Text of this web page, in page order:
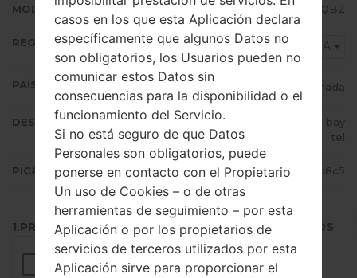
MODEM/CP VERSIÓN G530WVLS2AQB2
REGIÓN MTA
PAÍS (UN/EL PAÍS) Canada
DESCRIPCIÓN
MTA MTS, CTF Cityfone, TBT Tbay
tel
PICADILLO b1fe41bbcaed396335e589f624e3b8c5
1.PRESIONE EL BOTÓN PARA CARGAR LOS ARCHIVOS
casos en los que esta Aplicación declara
específicamente que algunos Datos no
son obligatorios, los Usuarios pueden no
comunicar estos Datos sin
consecuencias para la disponibilidad o el
funcionamiento del Servicio.
Si no está seguro de que Datos
Personales son obligatorios, puede
ponerse en contacto con el Propietario
Un uso de Cookies – o de otras
herramientas de seguimiento – por esta
Aplicación o por los propietarios de
servicios de terceros utilizados por esta
Aplicación sirve para proporcionar el